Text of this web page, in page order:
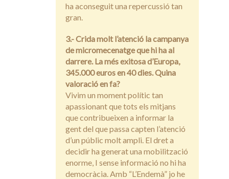
ha aconseguit una repercussió tan
gran.
3.- Crida molt l’atenció la campanya
de micromecenatge que hi ha al
darrere. La més exitosa d’Europa,
345.000 euros en 40 dies. Quina
valoració en fa?
Vivim un moment polític tan
apassionant que tots els mitjans
que contribueixen a informar la
gent del que passa capten l’atenció
d’un públic molt ampli. El dret a
decidir ha generat una mobilització
enorme, I sense informació no hi ha
democràcia. Amb “L’Endemà” jo he